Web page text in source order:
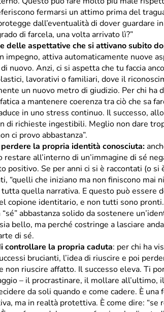
fermarsi un attimo prima del
dall’eventualità di dover guardare
di farcela, una volta arrivato lì?”
delle aspettative che si attivano subito
impegno, attiva automaticamente nuove
nuovo. Anzi, ci si aspetta che tu faccia
lavorativi o familiari, dove il
un nuovo metro di giudizio. Per chi
a mantenere coerenza tra ciò che sa
in uno stress continuo. Il successo,
di richieste ingestibili. Meglio non dare
ci provo abbastanza”.
la propria identità conosciuta:
restare all’interno di un’immagine di sé
positivo. Se per anni ci si è raccontati (o
“quelli che iniziano ma non finiscono mai
quella narrativa. E questo può essere
copione identitario, e non tutti sono
abbastanza solido da sostenere
bello, ma perché costringe a lasciare
di sé.
controllare la propria caduta: per chi ha
brucianti, l’idea di riuscire e poi
non riuscire affatto. Il successo eleva. Ti
– il procrastinare, il mollare all’ultimo,
da soli quando e come cadere. È
ma in realtà protettiva. È come dire: